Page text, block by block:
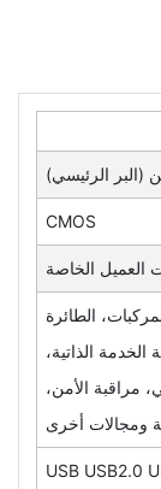
(البر الرئيسي)
CMOS
الطائرة
الذاتية،
مراقبة الأمن،
ومجالات أخرى
USB USB2.0